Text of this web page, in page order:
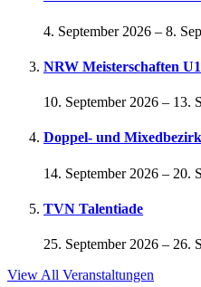
4. September 2026 – 8.
NRW Meisterschaften
10. September 2026 – 13.
Doppel- und
14. September 2026 – 20.
TVN Talentiade
25. September 2026 – 26.
View All Veranstaltungen